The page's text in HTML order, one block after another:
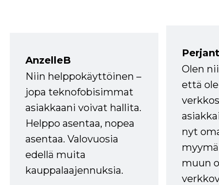
AnzelleB
Niin helppokäyttöinen –
jopa teknofobisimmat
asiakkaani voivat hallita.
Helppo asentaa, nopea
asentaa. Valovuosia
edellä muita
kauppalaajennuksia.
Olen
että
nyt
muun